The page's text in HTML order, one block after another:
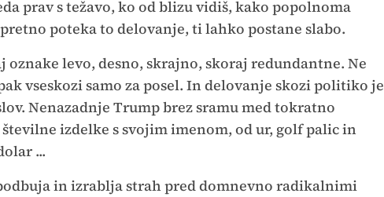
prav s težavo, ko od blizu vidiš, kako popolnoma
poteka to delovanje, ti lahko postane slabo.
levo, desno, skrajno, skoraj redundantne. Ne
vseskozi samo za posel. In delovanje skozi politiko je
Nenazadnje Trump brez sramu med tokratno
izdelke s svojim imenom, od ur, golf palic in
...
in izrablja strah pred domnevno radikalnimi